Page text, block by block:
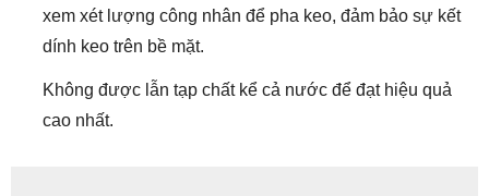
xem xét lượng công nhân để pha keo, đảm bảo sự kết
dính keo trên bề mặt.
Không được lẫn tạp chất kể cả nước để đạt hiệu quả
cao nhất.